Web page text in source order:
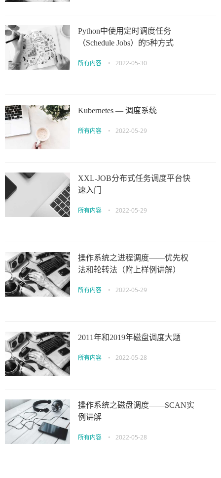
Python中使用定时调度任务
（Schedule Jobs）的5种方式
所有内容 • 2022-05-30
Kubernetes — 调度系统
所有内容 • 2022-05-29
XXL-JOB分布式任务调度平台快
速入门
所有内容 • 2022-05-29
操作系统之进程调度——优先权
法和轮转法（附上样例讲解）
所有内容 • 2022-05-29
2011年和2019年磁盘调度大题
所有内容 • 2022-05-28
操作系统之磁盘调度——SCAN实
例讲解
所有内容 • 2022-05-28